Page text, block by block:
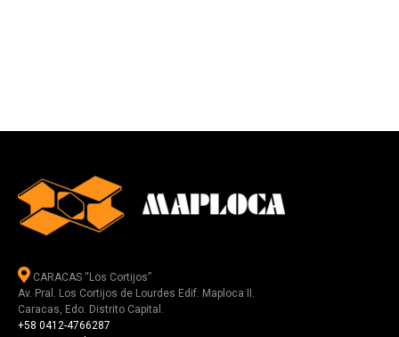
CARACAS “Los Cortijos”
Av. Pral. Los Cortijos de Lourdes Edif. Maploca II.
Caracas, Edo. Distrito Capital.
+58 0412-4766287